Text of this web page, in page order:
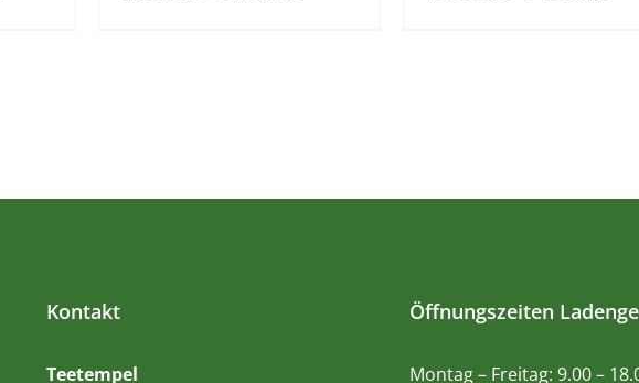
Kontakt
Teetempel
Öffnungszeiten
Montag – Freitag: 9.00 –